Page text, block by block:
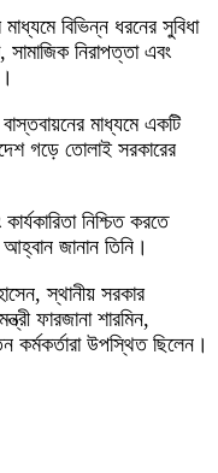
বিভিন্ন ধরনের সুবিধা
সামাজিক নিরাপত্তা এবং
মাধ্যমে একটি
গড়ে তোলাই সরকারের
নিশ্চিত করতে
জানান তিনি।
স্থানীয় সরকার
ফারজানা শারমিন,
কর্মকর্তারা উপস্থিত ছিলেন।